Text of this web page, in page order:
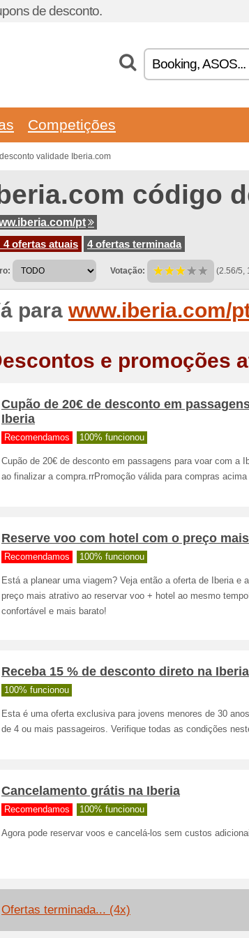
de desconto.
Competições
validade Iberia.com
código
pt
4 ofertas atuais
4 ofertas terminada
Votação: (2.56/5,
para www.iberia.com/
e promoções
Cupão de 20€ de desconto em
Iberia
Recomendamos 100% funcionou
Cupão de 20€ de desconto em passagens para voar com a
ao finalizar a compra.rrPromoção válida para compras acima
Reserve voo com hotel com o preço
Recomendamos 100% funcionou
Está a planear uma viagem? Veja então a oferta de Iberia e
preço mais atrativo ao reservar voo + hotel ao mesmo
confortável e mais barato!
Receba 15 % de desconto direto na Iberia
100% funcionou
Esta é uma oferta exclusiva para jovens menores de 30
de 4 ou mais passageiros. Verifique todas as condições
Cancelamento grátis na Iberia
Recomendamos 100% funcionou
Agora pode reservar voos e cancelá-los sem custos
Ofertas terminada... (4x)